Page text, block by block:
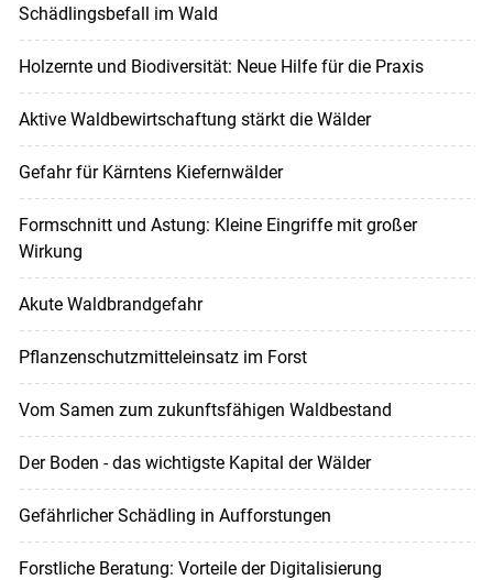
Schädlingsbefall im Wald
Holzernte und Biodiversität: Neue Hilfe für die Praxis
Aktive Waldbewirtschaftung stärkt die Wälder
Gefahr für Kärntens Kiefernwälder
Formschnitt und Astung: Kleine Eingriffe mit großer
Wirkung
Akute Waldbrandgefahr
Pflanzenschutzmitteleinsatz im Forst
Vom Samen zum zukunftsfähigen Waldbestand
Der Boden - das wichtigste Kapital der Wälder
Gefährlicher Schädling in Aufforstungen
Forstliche Beratung: Vorteile der Digitalisierung